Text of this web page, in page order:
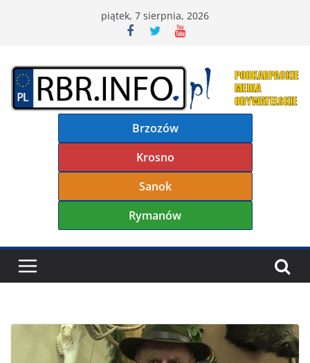
piątek, 7 sierpnia, 2026
Brzozów
Krosno
Sanok
Rymanów